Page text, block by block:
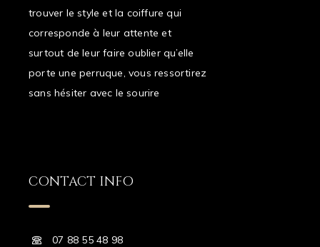
trouver le style et la coiffure qui
corresponde à leur attente et
surtout de leur faire oublier qu’elle
porte une perruque, vous ressortirez
sans hésiter avec le sourire
CONTACT INFO
07 88 55 48 98